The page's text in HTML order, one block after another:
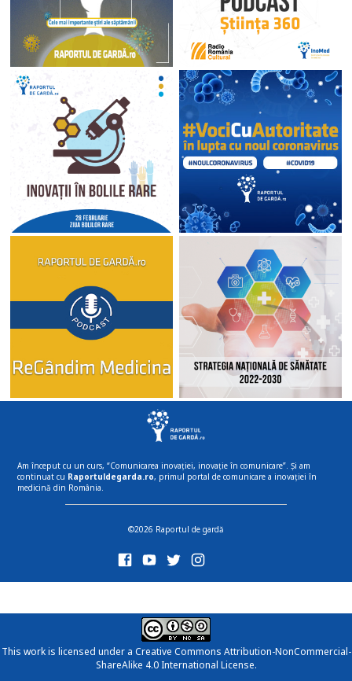
Am început cu un curs, “Comunicarea inovației, inovație în comunicare”. Și am
continuat cu Raportuldegarda.ro, primul portal de comunicare a inovației în
medicină din România.
©2026 Raportul de gardă
This work is licensed under a Creative Commons Attribution-NonCommercial-
ShareAlike 4.0 International License.